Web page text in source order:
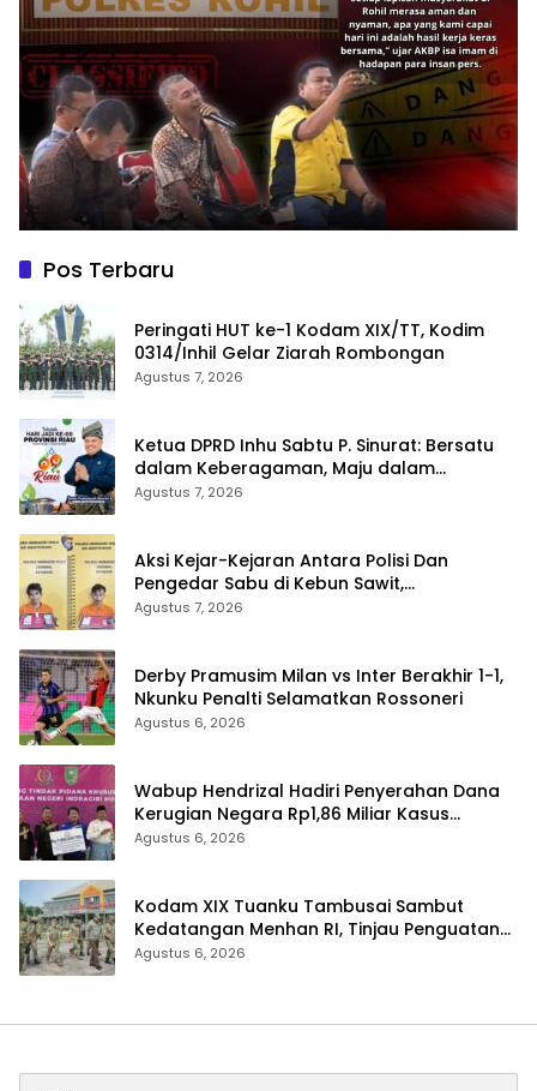
Pos Terbaru
Peringati HUT ke-1 Kodam XIX/TT, Kodim
0314/Inhil Gelar Ziarah Rombongan
Agustus 7, 2026
Ketua DPRD Inhu Sabtu P. Sinurat: Bersatu
dalam Keberagaman, Maju dalam
Pembangunan di HUT ke-69 Provinsi Riau
Agustus 7, 2026
Aksi Kejar-Kejaran Antara Polisi Dan
Pengedar Sabu di Kebun Sawit,
Satresnarkoba Polres Inhu Ringkus Dua
Agustus 7, 2026
Derby Pramusim Milan vs Inter Berakhir 1-1,
Nkunku Penalti Selamatkan Rossoneri
Agustus 6, 2026
Wabup Hendrizal Hadiri Penyerahan Dana
Kerugian Negara Rp1,86 Miliar Kasus
Korupsi BPR Indra Arta
Agustus 6, 2026
Kodam XIX Tuanku Tambusai Sambut
Kedatangan Menhan RI, Tinjau Penguatan
Yonif TP di Bengkalis dan Kampar
Agustus 6, 2026